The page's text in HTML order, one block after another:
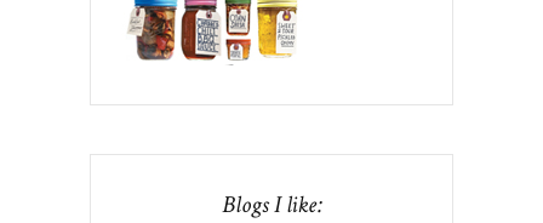
Blogs I like: